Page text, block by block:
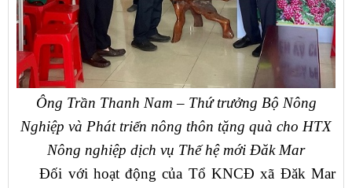
Ông Trần Thanh Nam – Thứ trưởng Bộ Nông
Nghiệp và Phát triển nông thôn tặng quà cho HTX
Nông nghiệp dịch vụ Thế hệ mới Đăk Mar
Đối với hoạt động của Tổ KNCĐ xã Đăk Mar